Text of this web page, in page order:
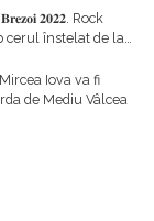
𝐁𝐫𝐞𝐳𝐨𝐢 𝟐𝟎𝟐𝟐. Rock
cerul înstelat de la
Iova va fi
de Mediu Vâlcea